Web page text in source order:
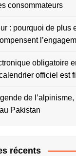
consommateurs
: pourquoi de plus
obligatoire
officiel est
de
Pakistan
récents